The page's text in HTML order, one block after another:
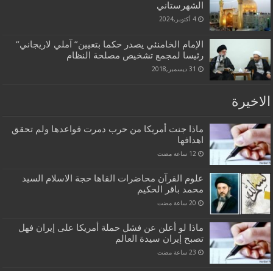
الشهرستاني
4 أكتوبر,2024
الإمام الخامنئي يصدر حكما بتعيين” آملي لاريجاني”
رئيسا لمجمع تشخيص مصلحة النظام
31 ديسمبر,2018
الاخيرة
ماذا جنت أمريكا من حرب دمرت قواعدها ولم تحقق
اهدافها
علوم القرآن محاضرات القاها حجة الاسلام السيد
محمد باقر الحكيم
ماذا لو أعلن عن فشل حملة أمريكا على إيران فهل
تصبح إيران سيدة العالم